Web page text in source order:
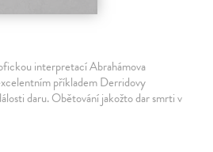
interpretací Abrahámova
příkladem Derridovy
daru. Obětování jakožto dar smrti v